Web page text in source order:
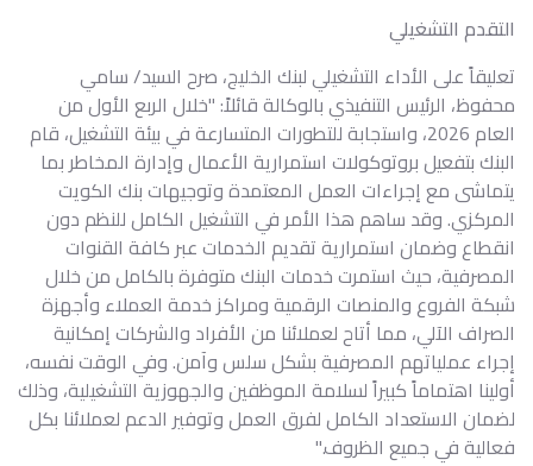
التقدم التشغيلي
تعليقاً على الأداء التشغيلي لبنك الخليج، صرح السيد/ سامي
محفوظ، الرئيس التنفيذي بالوكالة قائلاً: "خلال الربع الأول من
العام 2026، واستجابة للتطورات المتسارعة في بيئة التشغيل، قام
البنك بتفعيل بروتوكولات استمرارية الأعمال وإدارة المخاطر بما
يتماشى مع إجراءات العمل المعتمدة وتوجيهات بنك الكويت
المركزي. وقد ساهم هذا الأمر في التشغيل الكامل للنظم دون
انقطاع وضمان استمرارية تقديم الخدمات عبر كافة القنوات
المصرفية، حيث استمرت خدمات البنك متوفرة بالكامل من خلال
شبكة الفروع والمنصات الرقمية ومراكز خدمة العملاء وأجهزة
الصراف الآلي، مما أتاح لعملائنا من الأفراد والشركات إمكانية
إجراء عملياتهم المصرفية بشكل سلس وآمن. وفي الوقت نفسه،
أولينا اهتماماً كبيراً لسلامة الموظفين والجهوزية التشغيلية، وذلك
لضمان الاستعداد الكامل لفرق العمل وتوفير الدعم لعملائنا بكل
فعالية في جميع الظروف."